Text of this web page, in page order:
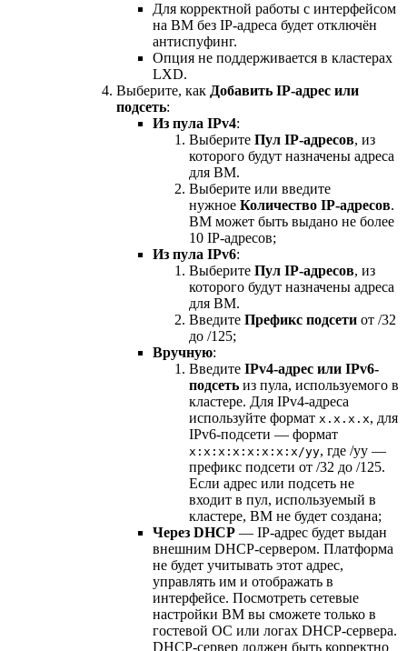
Для корректной работы с интерфейсом
на ВМ без IP-адреса будет отключён
антиспуфинг.
Опция не поддерживается в кластерах
LXD.
Выберите, как Добавить IP-адрес или
подсеть:
Из пула IPv4:
Выберите Пул IP-адресов, из
которого будут назначены адреса
для ВМ.
Выберите или введите
нужное Количество IP-адресов.
ВМ может быть выдано не более
10 IP-адресов;
Из пула IPv6:
Выберите Пул IP-адресов, из
которого будут назначены адреса
для ВМ.
Введите Префикс подсети от /32
до /125;
Вручную:
Введите IPv4-адрес или IPv6-
подсеть из пула, используемого в
кластере. Для IPv4-адреса
используйте формат x.x.x.x, для
IPv6-подсети — формат
x:x:x:x:x:x:x:x/yy, где /yy —
префикс подсети от /32 до /125.
Если адрес или подсеть не
входит в пул, используемый в
кластере, ВМ не будет создана;
Через DHCP — IP-адрес будет выдан
внешним DHCP-сервером. Платформа
не будет учитывать этот адрес,
управлять им и отображать в
интерфейсе. Посмотреть сетевые
настройки ВМ вы сможете только в
гостевой ОС или логах DHCP-сервера.
DHCP-сервер должен быть корректно